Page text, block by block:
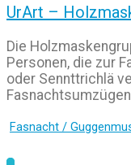
UrArt –
Die
Personen, die zur
oder Sennttrichlä
Fasnacht /